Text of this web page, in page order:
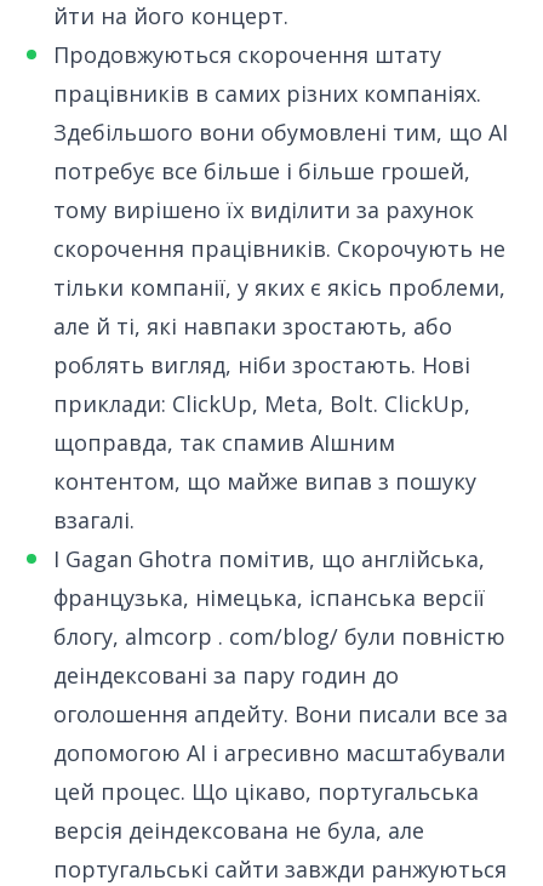
йти на його концерт.
Продовжуються скорочення штату
працівників в самих різних компаніях.
Здебільшого вони обумовлені тим, що AI
потребує все більше і більше грошей,
тому вирішено їх виділити за рахунок
скорочення працівників. Скорочують не
тільки компанії, у яких є якісь проблеми,
але й ті, які навпаки зростають, або
роблять вигляд, ніби зростають. Нові
приклади: ClickUp, Meta, Bolt. ClickUp,
щоправда, так спамив AIшним
контентом, що майже випав з пошуку
взагалі.
І Gagan Ghotra помітив, що англійська,
французька, німецька, іспанська версії
блогу, almcorp . com/blog/ були повністю
деіндексовані за пару годин до
оголошення апдейту. Вони писали все за
допомогою AI і агресивно масштабували
цей процес. Що цікаво, португальська
версія деіндексована не була, але
португальські сайти завжди ранжуються